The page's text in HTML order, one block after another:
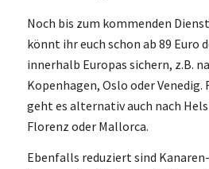
Noch bis zum kommenden
könnt ihr euch schon ab 89 Euro
innerhalb Europas sichern, z.B.
Kopenhagen, Oslo oder Venedig.
geht es alternativ auch nach
Florenz oder Mallorca.
Ebenfalls reduziert sind